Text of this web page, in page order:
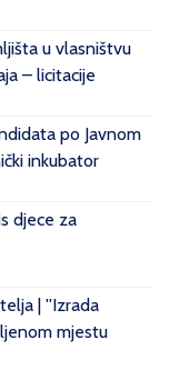
u vlasništvu
– licitacije
po Javnom
inkubator
djece za
| ''Izrada
mjestu